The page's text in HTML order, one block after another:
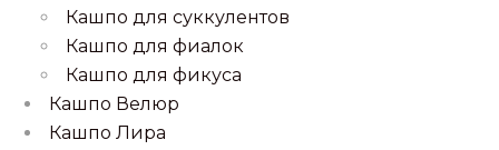
Кашпо для суккулентов
Кашпо для фиалок
Кашпо для фикуса
Кашпо Велюр
Кашпо Лира